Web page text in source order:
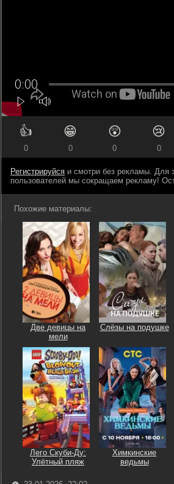
👍
0
😁
0
😲
0
😢
0
Регистрируйся и смотри без рекламы. Для
пользователей мы сокращаем рекламу!
Похожие материалы:
Две девицы на
мели
Слёзы на подушке
Лего Скуби-Ду:
Улётный пляж
Химкинские
ведьмы